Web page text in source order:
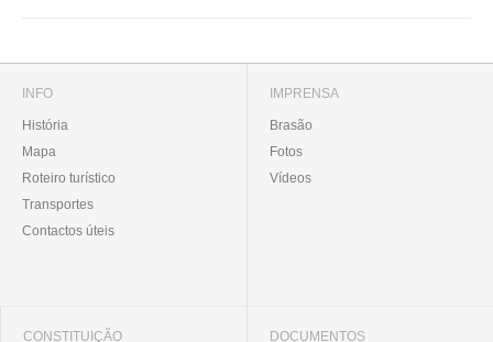
INFO
História
Mapa
Roteiro turístico
Transportes
Contactos úteis
IMPRENSA
Brasão
Fotos
Vídeos
CONSTITUIÇÃO DOCUMENTOS